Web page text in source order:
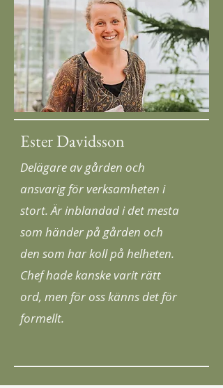
Ester Davidsson
Delägare av gården och
ansvarig för verksamheten i
stort.Är inblandad i det mesta
som händer på gården och
den som har koll på helheten.
Chef hade kanske varit rätt
ord, men för oss känns det för
formellt.